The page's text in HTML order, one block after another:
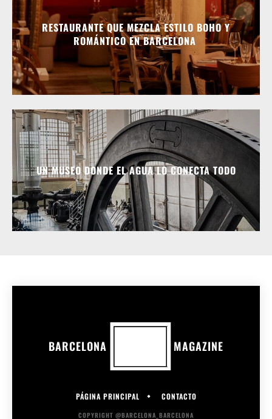
RESTAURANTE QUE MEZCLA ESTILO BOHO Y
ROMÁNTICO EN BARCELONA
UN MUSEO DONDE EL AGUA LO CONECTA TODO
BARCELONA MAGAZINE
PÁGINA PRINCIPAL CONTACTO
COPYRIGHT @BARCELONA_BARCELONA